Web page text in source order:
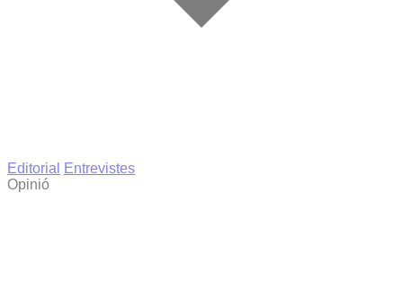
Editorial
Entrevistes
Opinió